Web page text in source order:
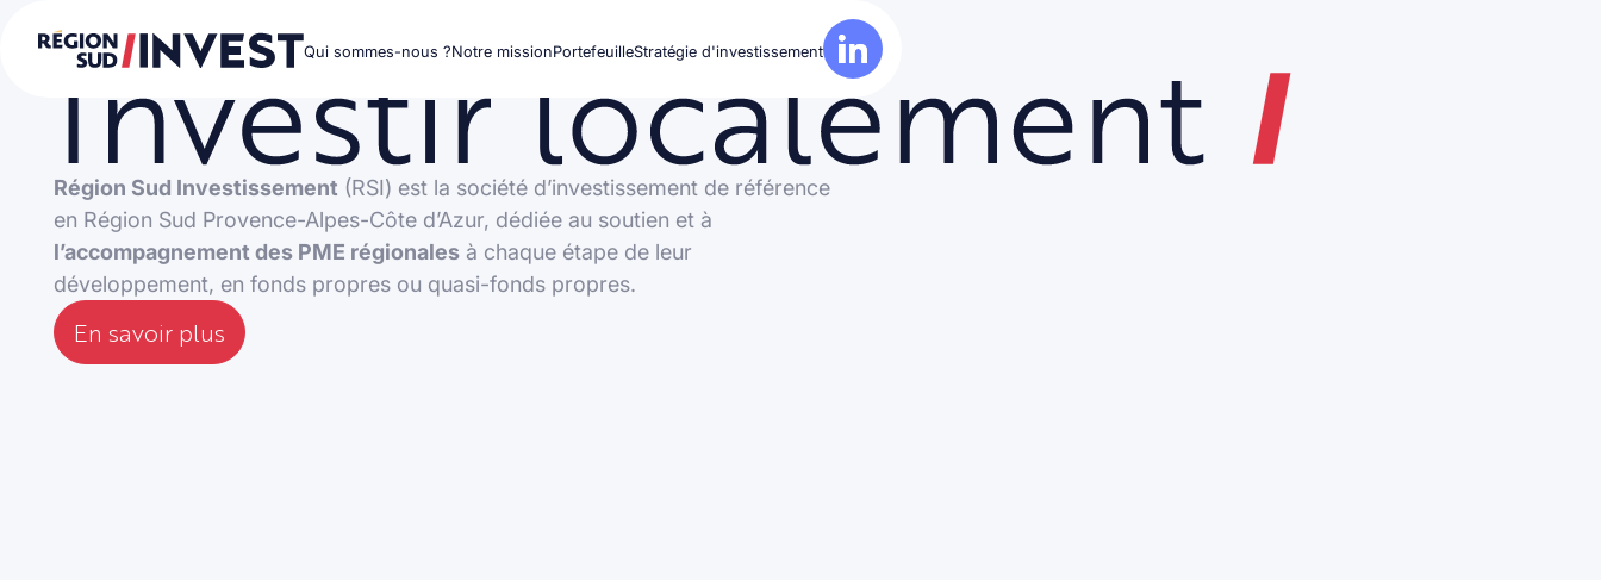
Qui sommes-nous ?Notre missionPortefeuilleStratégie d'investissement
Région Sud Investissement (RSI) est la société d’investissement de référence
en Région Sud Provence-Alpes-Côte d’Azur, dédiée au soutien et à
l’accompagnement des PME régionales à chaque étape de leur
développement, en fonds propres ou quasi-fonds propres.
En savoir plus
En savoir plus